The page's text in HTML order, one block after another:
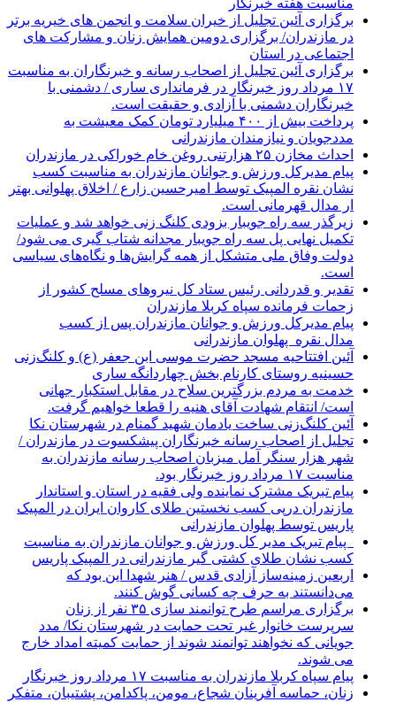
برگزاری آئین تجلیل از خیران سلامت و انجمن های خیریه برتر
در مازندران/ برگزاری دومین همایش زنان و مشارکت های
اجتماعی در استان
برگزاری آئین تجلیل از اصحاب رسانه و خبرنگاران به مناسبت
۱۷ مرداد روز خبرنگار در فرمانداری ساری / دشمنی با
خبرنگاران دشمنی با آزادی و حقیقت است.
پرداخت بیش از ۴۰۰ میلیارد تومان کمک معیشت به
مددجویان و نیازمندان مازندرانی
احداث مخازن ۲۵ هزارتنی روغن خام خوراکی در مازندران
پیام مدیرکل ورزش و جوانان مازندران به مناسبت کسب
نشان نقره المپیک توسط امیرحسین زارع / اخلاق پهلوانی بهتر
ار مدال قهرمانی است.
زیرگذر سه راه جویبار بزودی کلنگ زنی خواهد شد و عملیات
تکمیل نهایی پل سه راه جویبار مجدانه شتاب گیری می شود/
دولت وفاق ملی متشکل از همه گرایش‌ها و نگاه‌های سیاسی
است.
تقدیر و قدردانی رئیس ستاد کل نیرو‌های مسلح کشور از
زحمات فرمانده سپاه کربلا مازندران
پیام مدیرکل ورزش و جوانان مازندران پس از کسب
مدال نقره پهلوان مازندرانی
آئین افتتاحیه مسجد حضرت موسی ابن جعفر (ع) و کلنگ‌زنی
حسینیه روستای کارنام بخش چهاردانگه ساری
خدمت به مردم بزرگترین سلاح در مقابل استکبار جهانی
است/ انتقام شهادت آقای هنیه را قطعا خواهیم گرفت.
آئین کلنگ‌زنی ساخت یادمان شهید گمنام در شهرستان نکا
تجلیل از اصحاب رسانه خبرنگاران پیشکسوت در مازندران /
شهر هزار سنگر آمل میزبان اصحاب رسانه مازندران به
مناسبت ۱۷ مرداد روز خبرنگار بود.
پیام تبریک مشترک نماینده ولی فقیه در استان و استاندار
مازندران درپی کسب نخستین طلای کاروان ایران در المپیک
پاریس توسط پهلوان مازندرانی
‍ ‍ پیام تبریک مدیر کل ورزش و جوانان مازندران به مناسبت
کسب نشان طلای کشتی گیر مازندرانی در المپیک پاریس
اربعین زمینه‌ساز آزادی قدس / هنر شهدا این بود که
می‌دانستند به حرف چه کسانی گوش کنند.
برگزاری مراسم طرح توانمند سازی ۳۵ نفر از زنان
سرپرست خانوار غیر تحت حمایت در شهرستان نکا/ مدد
جویانی که نخواهند توانمند شوند از حمایت کمیته امداد خارج
می شوند.
پیام سپاه کربلا مازندران به مناسبت ۱۷ مرداد روز خبرنگار
زنان، حماسه آفرینان شجاع، مومن، پاکدامن، پشتیبان، متفکر